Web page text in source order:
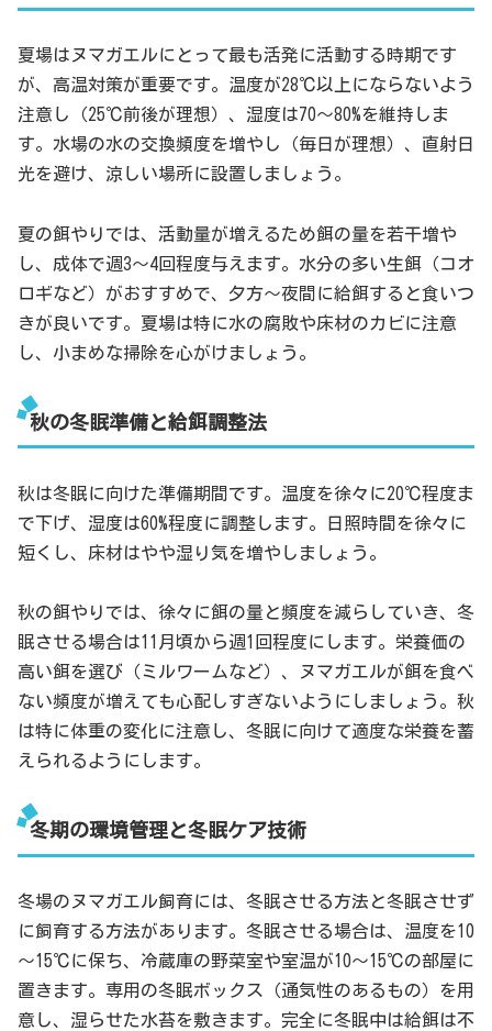
夏場はヌマガエルにとって最も活発に活動する時期です
が、高温対策が重要です。温度が28℃以上にならないよう
注意し（25℃前後が理想）、湿度は70～80%を維持しま
す。水場の水の交換頻度を増やし（毎日が理想）、直射日
光を避け、涼しい場所に設置しましょう。
夏の餌やりでは、活動量が増えるため餌の量を若干増や
し、成体で週3～4回程度与えます。水分の多い生餌（コオ
ロギなど）がおすすめで、夕方～夜間に給餌すると食いつ
きが良いです。夏場は特に水の腐敗や床材のカビに注意
し、小まめな掃除を心がけましょう。
秋の冬眠準備と給餌調整法
秋は冬眠に向けた準備期間です。温度を徐々に20℃程度ま
で下げ、湿度は60%程度に調整します。日照時間を徐々に
短くし、床材はやや湿り気を増やしましょう。
秋の餌やりでは、徐々に餌の量と頻度を減らしていき、冬
眠させる場合は11月頃から週1回程度にします。栄養価の
高い餌を選び（ミルワームなど）、ヌマガエルが餌を食べ
ない頻度が増えても心配しすぎないようにしましょう。秋
は特に体重の変化に注意し、冬眠に向けて適度な栄養を蓄
えられるようにします。
冬期の環境管理と冬眠ケア技術
冬場のヌマガエル飼育には、冬眠させる方法と冬眠させず
に飼育する方法があります。冬眠させる場合は、温度を10
～15℃に保ち、冷蔵庫の野菜室や室温が10～15℃の部屋に
置きます。専用の冬眠ボックス（通気性のあるもの）を用
意し、湿らせた水苔を敷きます。完全に冬眠中は給餌は不